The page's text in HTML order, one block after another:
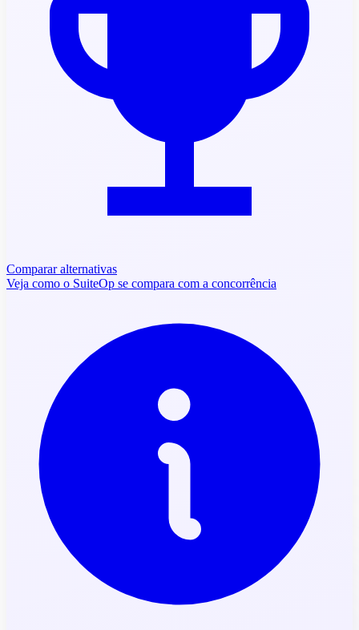
Comparar alternativas
Veja como o SuiteOp se compara com a concorrência